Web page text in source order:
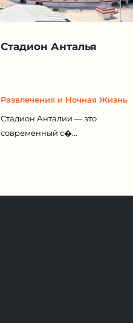
Стадион Анталья
Развлечения и Ночная Жизнь
Стадион Анталии — это
современный с�...